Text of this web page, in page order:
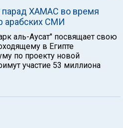
парад ХАМАС во время
арабских СМИ
аль-Аусат" посвящает свою
в Египте
по проекту новой
участие 53 миллиона